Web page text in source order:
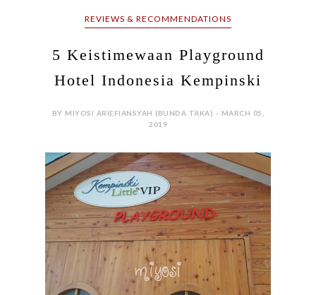
REVIEWS & RECOMMENDATIONS
5 Keistimewaan Playground
Hotel Indonesia Kempinski
BY MIYOSI ARIEFIANSYAH (BUNDA TAKA) - MARCH 05,
2019